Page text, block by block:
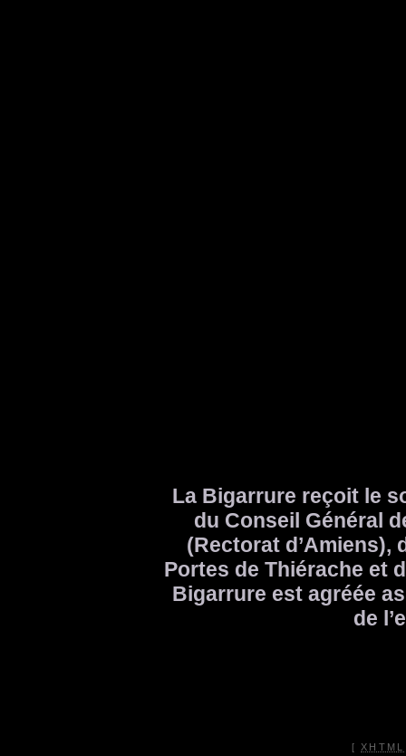
La Bigarrure reçoit le
du Conseil Général
(Rectorat d’Amiens),
Portes de Thiérache et
Bigarrure est agréée
de
[ XHTML